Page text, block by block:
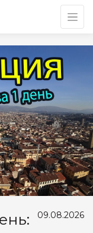
09.08.2026